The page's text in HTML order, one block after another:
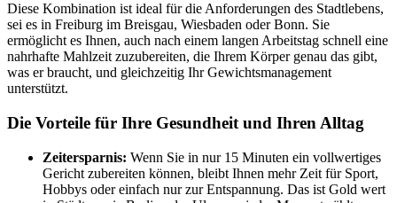
Diese Kombination ist ideal für die Anforderungen des Stadtlebens,
sei es in Freiburg im Breisgau, Wiesbaden oder Bonn. Sie
ermöglicht es Ihnen, auch nach einem langen Arbeitstag schnell eine
nahrhafte Mahlzeit zuzubereiten, die Ihrem Körper genau das gibt,
was er braucht, und gleichzeitig Ihr Gewichtsmanagement
unterstützt.
Die Vorteile für Ihre Gesundheit und Ihren Alltag
Zeitersparnis: Wenn Sie in nur 15 Minuten ein vollwertiges
Gericht zubereiten können, bleibt Ihnen mehr Zeit für Sport,
Hobbys oder einfach nur zur Entspannung. Das ist Gold wert